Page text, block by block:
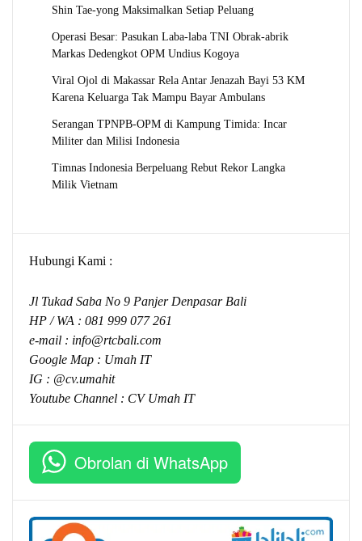
Shin Tae-yong Maksimalkan Setiap Peluang
Operasi Besar: Pasukan Laba-laba TNI Obrak-abrik
Markas Dedengkot OPM Undius Kogoya
Viral Ojol di Makassar Rela Antar Jenazah Bayi 53 KM
Karena Keluarga Tak Mampu Bayar Ambulans
Serangan TPNPB-OPM di Kampung Timida: Incar
Militer dan Milisi Indonesia
Timnas Indonesia Berpeluang Rebut Rekor Langka
Milik Vietnam
Hubungi Kami :
Jl Tukad Saba No 9 Panjer Denpasar Bali
HP / WA : 081 999 077 261
e-mail : info@rtcbali.com
Google Map : Umah IT
IG : @cv.umahit
Youtube Channel : CV Umah IT
Obrolan di WhatsApp